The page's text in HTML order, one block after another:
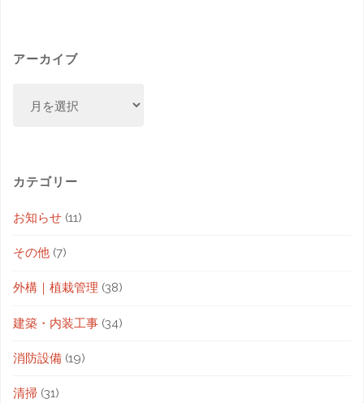
アーカイブ
カテゴリー
お知らせ (11)
その他 (7)
外構｜植栽管理 (38)
建築・内装工事 (34)
消防設備 (19)
清掃 (31)